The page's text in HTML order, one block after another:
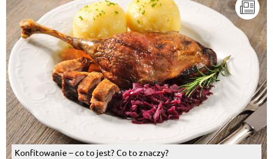
Konfitowanie – co to jest? Co to znaczy?